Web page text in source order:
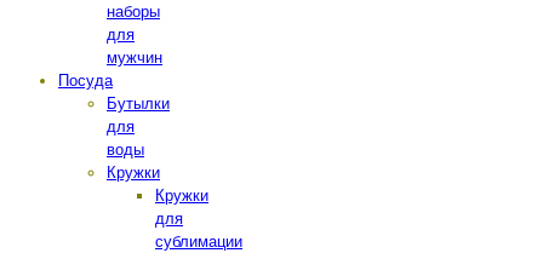
наборы
для
мужчин
Посуда
Бутылки
для
воды
Кружки
Кружки
для
сублимации